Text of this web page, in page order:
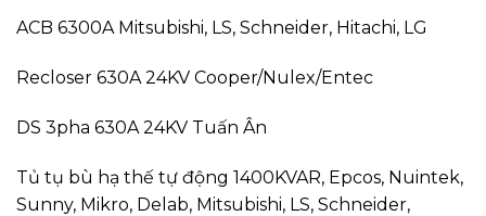
ACB 6300A Mitsubishi, LS, Schneider, Hitachi, LG
Recloser 630A 24KV Cooper/Nulex/Entec
DS 3pha 630A 24KV Tuấn Ân
Tủ tụ bù hạ thế tự động 1400KVAR, Epcos, Nuintek,
Sunny, Mikro, Delab, Mitsubishi, LS, Schneider,